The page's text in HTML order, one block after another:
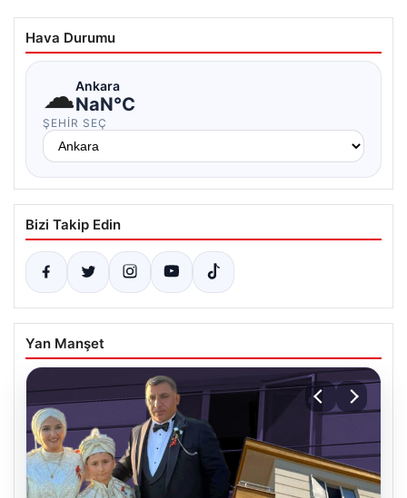
Hava Durumu
☁Ankara
NaN°C
ŞEHIR SEÇ
Bizi Takip Edin
Yan Manşet